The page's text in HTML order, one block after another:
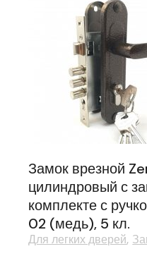
Замок врезной
цилиндровый с
комплекте с
02 (медь), 5 кл.
Для легких дверей